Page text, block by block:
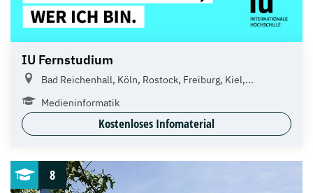
IU Fernstudium
Bad Reichenhall, Köln, Rostock, Freiburg, Kiel,...
Medieninformatik
Kostenloses Infomaterial
8